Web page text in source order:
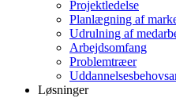
Projektledelse
Planlægning af
Udrulning af
Arbejdsomfang
Problemtræer
Løsninger